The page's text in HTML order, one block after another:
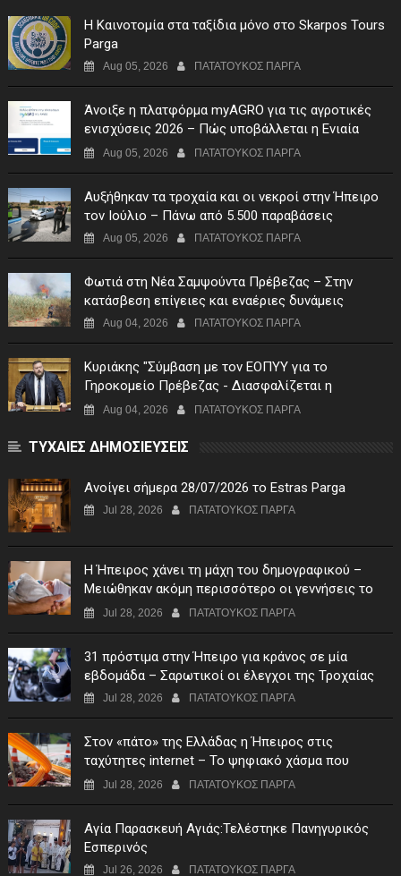
Η Καινοτομία στα ταξίδια μόνο στο Skarpos Tours
Parga
Aug 05, 2026 ΠΑΤΑΤΟΥΚΟΣ ΠΑΡΓΑ
Άνοιξε η πλατφόρμα myAGRO για τις αγροτικές
ενισχύσεις 2026 – Πώς υποβάλλεται η Ενιαία
Αίτηση Ενίσχυσης
Aug 05, 2026 ΠΑΤΑΤΟΥΚΟΣ ΠΑΡΓΑ
Αυξήθηκαν τα τροχαία και οι νεκροί στην Ήπειρο
τον Ιούλιο – Πάνω από 5.500 παραβάσεις
Aug 05, 2026 ΠΑΤΑΤΟΥΚΟΣ ΠΑΡΓΑ
Φωτιά στη Νέα Σαμψούντα Πρέβεζας – Στην
κατάσβεση επίγειες και εναέριες δυνάμεις
Aug 04, 2026 ΠΑΤΑΤΟΥΚΟΣ ΠΑΡΓΑ
Κυριάκης "Σύμβαση με τον ΕΟΠΥΥ για το
Γηροκομείο Πρέβεζας - Διασφαλίζεται η
χρηματοδότηση της λειτουργίας του"
Aug 04, 2026 ΠΑΤΑΤΟΥΚΟΣ ΠΑΡΓΑ
ΤΥΧΑΙΕΣ ΔΗΜΟΣΙΕΥΣΕΙΣ
Ανοίγει σήμερα 28/07/2026 το Estras Parga
Jul 28, 2026 ΠΑΤΑΤΟΥΚΟΣ ΠΑΡΓΑ
Η Ήπειρος χάνει τη μάχη του δημογραφικού –
Μειώθηκαν ακόμη περισσότερο οι γεννήσεις το
πρώτο τρίμηνο του 2026
Jul 28, 2026 ΠΑΤΑΤΟΥΚΟΣ ΠΑΡΓΑ
31 πρόστιμα στην Ήπειρο για κράνος σε μία
εβδομάδα – Σαρωτικοί οι έλεγχοι της Τροχαίας
Jul 28, 2026 ΠΑΤΑΤΟΥΚΟΣ ΠΑΡΓΑ
Στον «πάτο» της Ελλάδας η Ήπειρος στις
ταχύτητες internet – Το ψηφιακό χάσμα που
επιμένει
Jul 28, 2026 ΠΑΤΑΤΟΥΚΟΣ ΠΑΡΓΑ
Αγία Παρασκευή Αγιάς:Τελέστηκε Πανηγυρικός
Εσπερινός
Jul 26, 2026 ΠΑΤΑΤΟΥΚΟΣ ΠΑΡΓΑ